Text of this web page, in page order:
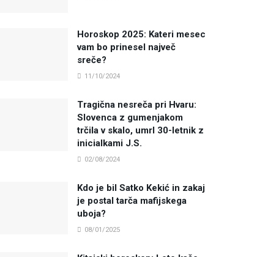
Horoskop 2025: Kateri mesec
vam bo prinesel največ
sreče?
11/10/2024
Tragična nesreča pri Hvaru:
Slovenca z gumenjakom
trčila v skalo, umrl 30-letnik z
inicialkami J.S.
02/08/2024
Kdo je bil Satko Kekić in zakaj
je postal tarča mafijskega
uboja?
08/01/2025